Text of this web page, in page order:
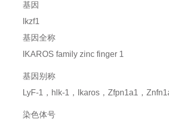
基因
Ikzf1
基因全称
IKAROS family zinc finger 1
基因别称
LyF-1，hlk-1，Ikaros，Zfpn1a1，
染色体号